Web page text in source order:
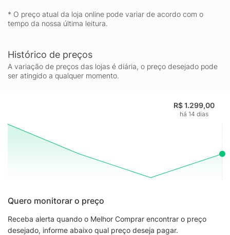
* O preço atual da loja online pode variar de acordo com o
tempo da nossa última leitura.
Histórico de preços
A variação de preços das lojas é diária, o preço desejado pode
ser atingido a qualquer momento.
R$ 1.299,00
há 14 dias
Quero monitorar o preço
Receba alerta quando o Melhor Comprar encontrar o preço
desejado, informe abaixo qual preço deseja pagar.